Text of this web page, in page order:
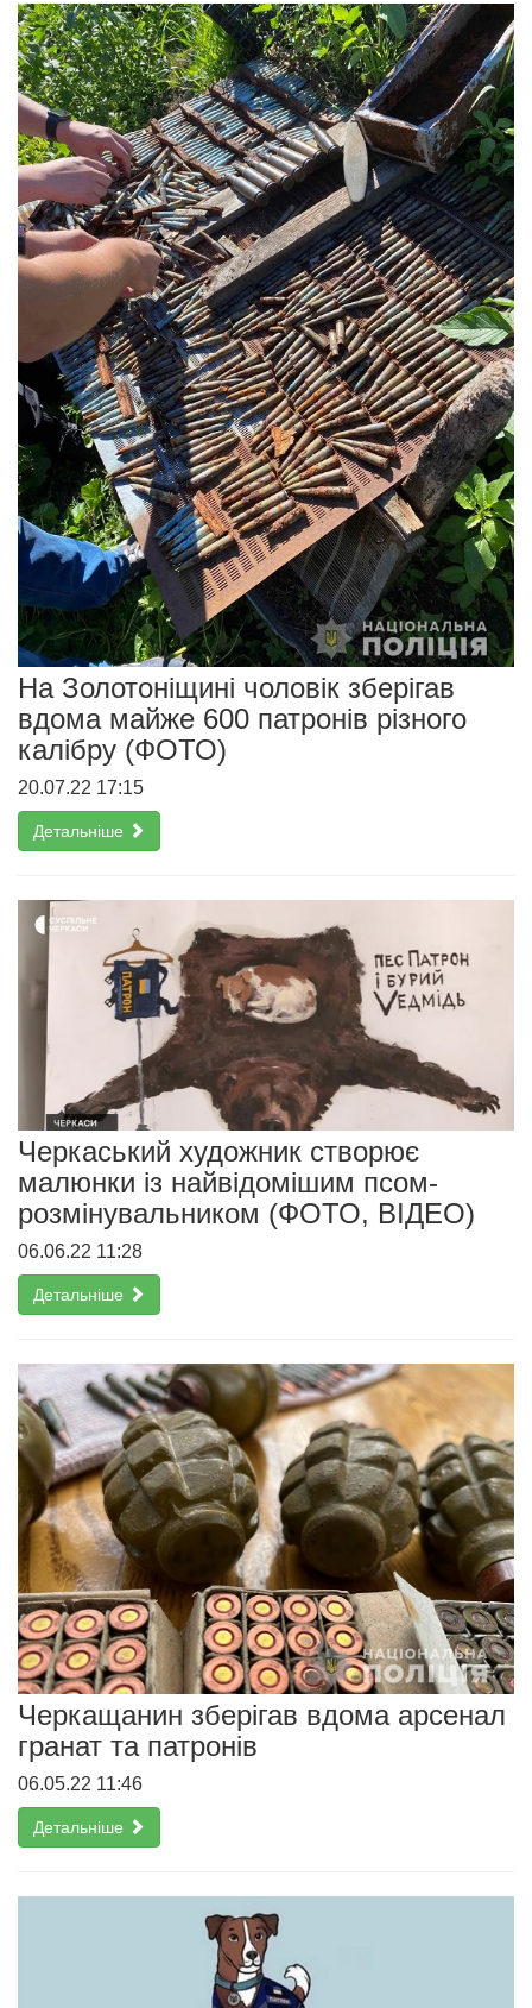
На Золотоніщині чоловік зберігав
вдома майже 600 патронів різного
калібру (ФОТО)
20.07.22 17:15
Детальніше
Черкаський художник створює
малюнки із найвідомішим псом-
розмінувальником (ФОТО, ВІДЕО)
06.06.22 11:28
Детальніше
Черкащанин зберігав вдома арсенал
гранат та патронів
06.05.22 11:46
Детальніше